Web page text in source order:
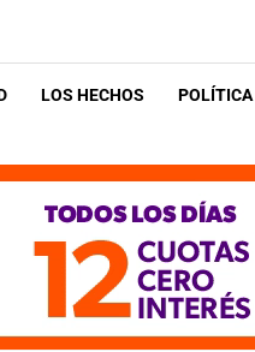
LOS HECHOS POLÍTICA